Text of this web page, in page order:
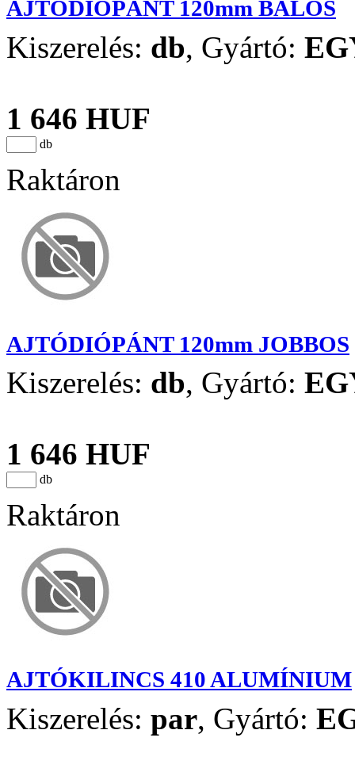
AJTÓDIÓPÁNT 120mm BALOS
Kiszerelés: db, Gyártó:
1 646 HUF
db
Raktáron
AJTÓDIÓPÁNT 120mm JOBBOS
Kiszerelés: db, Gyártó:
1 646 HUF
db
Raktáron
AJTÓKILINCS 410 ALUMÍNIUM
Kiszerelés: par, Gyártó: